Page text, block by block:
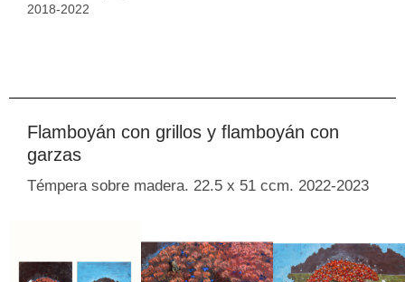
2018-2022
Flamboyán con grillos y flamboyán con
garzas
Témpera sobre madera. 22.5 x 51 ccm. 2022-2023